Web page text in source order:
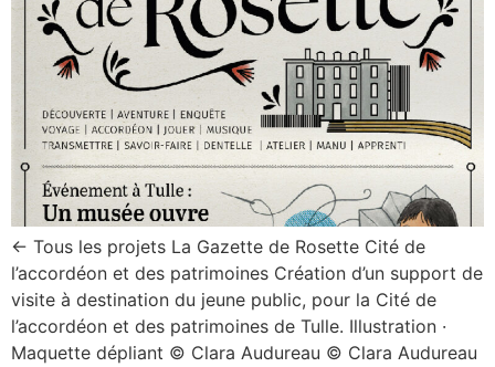
← Tous les projets La Gazette de Rosette Cité de
l’accordéon et des patrimoines Création d’un support de
visite à destination du jeune public, pour la Cité de
l’accordéon et des patrimoines de Tulle. Illustration ·
Maquette dépliant © Clara Audureau © Clara Audureau